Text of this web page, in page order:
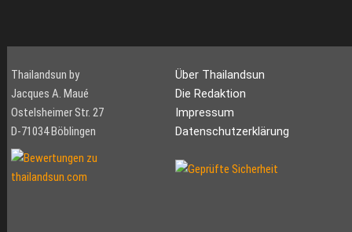
Thailandsun by
Jacques A. Maué
Ostelsheimer Str. 27
D-71034 Böblingen
Über Thailandsun
Die Redaktion
Impressum
Datenschutzerklärung